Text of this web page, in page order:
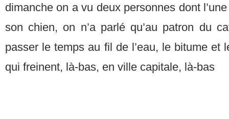
dimanche on a vu deux personnes dont
son chien, on n’a parlé qu’au patron du
passer le temps au fil de l’eau, le bitume et
qui freinent, là-bas, en ville capitale, là-bas